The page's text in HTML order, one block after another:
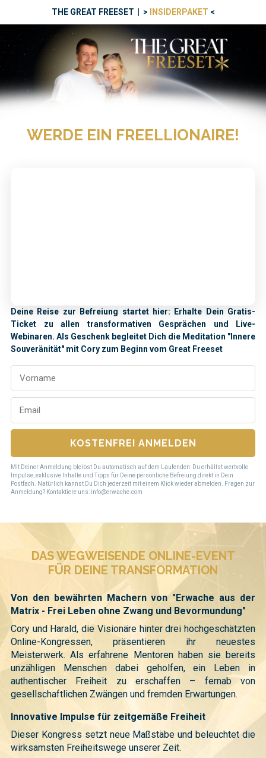
THE GREAT FREESET | > INSIDERPAKET <
WERDE EIN FREELLIONAIRE!
Deine Reise zur Befreiung startet hier: Erhalte Dein Gratis-
Ticket zu allen transformativen Gesprächen und Live-
Webinaren. Als Geschenk begleitet Dich die Meditation "Innere
Souveränität" mit Cory zum Beginn vom Great Freeset
KOSTENFREI ANMELDEN
Mit Deiner Anmeldung bleibst Du automatisch auf dem Laufenden: Du erhältst wertvolle
Impulse, exklusive Inhalte und Tipps für Deine persönliche Befreiung direkt in Dein
Postfach. Natürlich kannst Du Dich jederzeit mit einem Klick wieder abmelden. Fragen zur
Anmeldung? Kontaktiere uns: info@erwache.com
DAS WEGWEISENDE ONLINE-EVENT
FÜR DEINE TRANSFORMATION
Von den bewährten Machern von "Erwache aus der
Matrix - Frei Leben ohne Zwang und Bevormundung"
Cory und Harald, die Visionäre hinter drei hochgeschätzten
Online-Kongressen, präsentieren ihr neuestes
Meisterwerk. Als erfahrene Mentoren haben sie bereits
unzähligen Menschen dabei geholfen, ein Leben in
authentischer Freiheit zu erschaffen – fernab von
gesellschaftlichen Zwängen und fremden Erwartungen.
Innovative Impulse für zeitgemäße Freiheit
Dieser Kongress setzt neue Maßstäbe und beleuchtet die
wirksamsten Freiheitswege unserer Zeit.